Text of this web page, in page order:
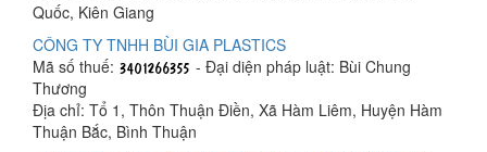
Quốc, Kiên Giang
CÔNG TY TNHH BÙI GIA PLASTICS
Mã số thuế:
- Đại diện pháp luật: Bùi Chung
Thương
Địa chỉ: Tổ 1, Thôn Thuận Điền, Xã Hàm Liêm, Huyện Hàm
Thuận Bắc, Bình Thuận